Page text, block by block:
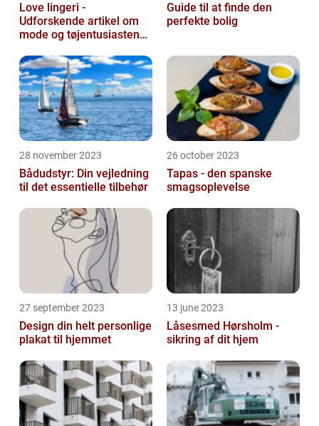
Love lingeri -
Udforskende artikel om
mode og tøjentusiastens
Guide til at finde den
perfekte bolig
28 november 2023
Bådudstyr: Din vejledning
til det essentielle tilbehør
26 october 2023
Tapas - den spanske
smagsoplevelse
27 september 2023
Design din helt personlige
plakat til hjemmet
13 june 2023
Låsesmed Hørsholm -
sikring af dit hjem